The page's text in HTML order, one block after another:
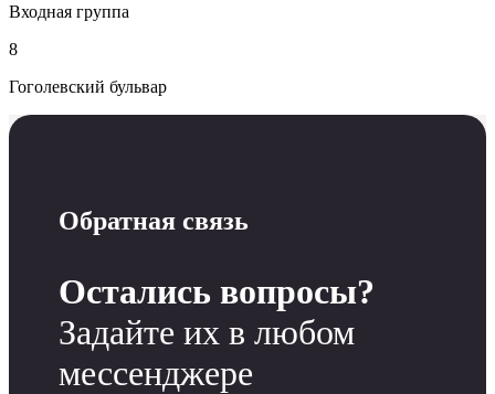
Входная группа
8
Гоголевский бульвар
Обратная связь
Остались вопросы?
Задайте их в любом
мессенджере